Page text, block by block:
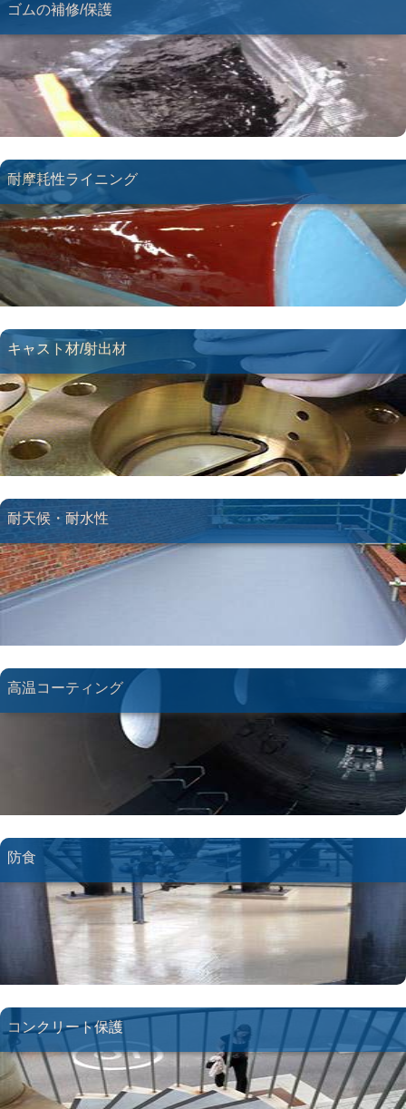
ゴムの補修/保護
耐摩耗性ライニング
キャスト材/射出材
耐天候・耐水性
高温コーティング
防食
コンクリート保護